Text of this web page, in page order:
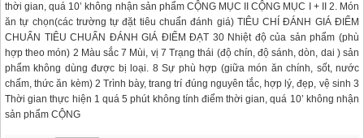
thời gian, quá 10’ không nhận sản phẩm CỘNG MỤC II CỘNG MỤC I + II 2. Món
ăn tự chọn(các trường tự đặt tiêu chuẩn đánh giá) TIÊU CHÍ ĐÁNH GIÁ ĐIỂM
CHUẨN TIÊU CHUẨN ĐÁNH GIÁ ĐIỂM ĐẠT 30 Nhiệt độ của sản phẩm (phù
hợp theo món) 2 Màu sắc 7 Mùi, vị 7 Trạng thái (độ chín, độ sánh, dòn, dai ) sản
phẩm không dùng được bị loại. 8 Sự phù hợp (giữa món ăn chính, sốt, nước
chấm, thức ăn kèm) 2 Trình bày, trang trí đúng nguyên tắc, hợp lý, đẹp, vệ sinh 3
Thời gian thực hiện 1 quá 5 phút không tính điểm thời gian, quá 10’ không nhận
sản phẩm CỘNG